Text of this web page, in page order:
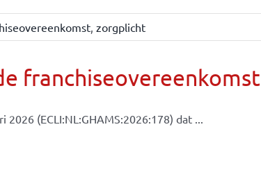
, zorgplicht
franchiseovereenkomst
(ECLI:NL:GHAMS:2026:178) dat ...